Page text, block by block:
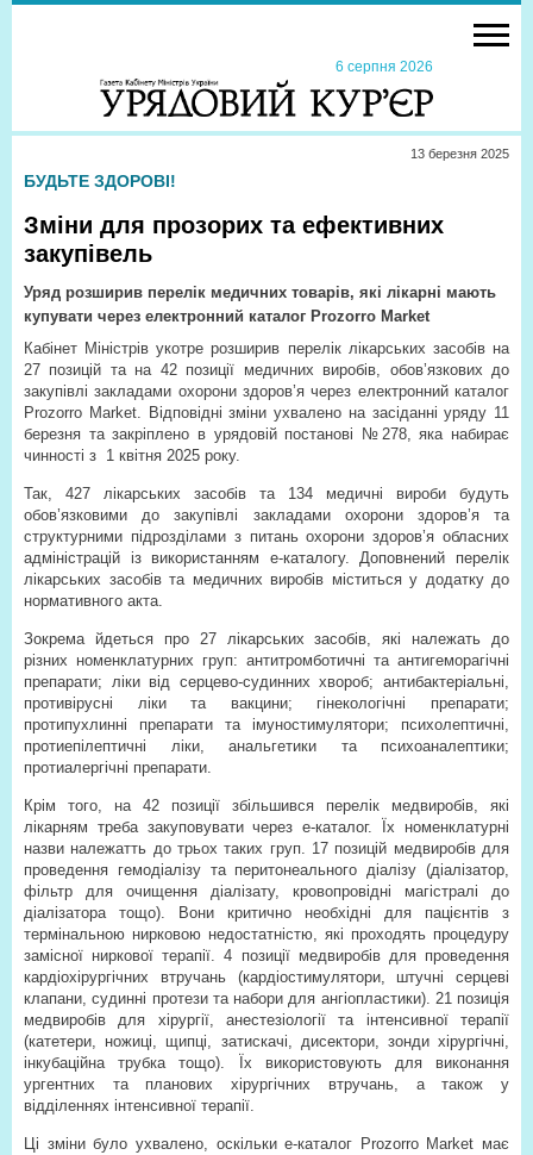
6 серпня 2026
13 березня 2025
БУДЬТЕ ЗДОРОВІ!
Зміни для прозорих та ефективних
закупівель
Уряд розширив перелік медичних товарів, які лікарні мають
купувати через електронний каталог Prozorro Market
Кабінет Міністрів укотре розширив перелік лікарських засобів на
27 позицій та на 42 позиції медичних виробів, обов’язкових до
закупівлі закладами охорони здоров’я через електронний каталог
Prozorro Market. Відповідні зміни ухвалено на засіданні уряду 11
березня та закріплено в урядовій постанові №278, яка набирає
чинності з 1 квітня 2025 року.
Так, 427 лікарських засобів та 134 медичні вироби будуть
обов’язковими до закупівлі закладами охорони здоров’я та
структурними підрозділами з питань охорони здоров’я обласних
адміністрацій із використанням е-каталогу. Доповнений перелік
лікарських засобів та медичних виробів міститься у додатку до
нормативного акта.
Зокрема йдеться про 27 лікарських засобів, які належать до
різних номенклатурних груп: антитромботичні та антигеморагічні
препарати; ліки від серцево-судинних хвороб; антибактеріальні,
противірусні ліки та вакцини; гінекологічні препарати;
протипухлинні препарати та імуностимулятори; психолептичні,
протиепілептичні ліки, анальгетики та психоаналептики;
протиалергічні препарати.
Крім того, на 42 позиції збільшився перелік медвиробів, які
лікарням треба закуповувати через е-каталог. Їх номенклатурні
назви належатть до трьох таких груп. 17 позицій медвиробів для
проведення гемодіалізу та перитонеального діалізу (діалізатор,
фільтр для очищення діалізату, кровопровідні магістралі до
діалізатора тощо). Вони критично необхідні для пацієнтів з
термінальною нирковою недостатністю, які проходять процедуру
замісної ниркової терапії. 4 позиції медвиробів для проведення
кардіохірургічних втручань (кардіостимулятори, штучні серцеві
клапани, судинні протези та набори для ангіопластики). 21 позиція
медвиробів для хірургії, анестезіології та інтенсивної терапії
(катетери, ножиці, щипці, затискачі, дисектори, зонди хірургічні,
інкубаційна трубка тощо). Їх використовують для виконання
ургентних та планових хірургічних втручань, а також у
відділеннях інтенсивної терапії.
Ці зміни було ухвалено, оскільки е-каталог Prozorro Market має